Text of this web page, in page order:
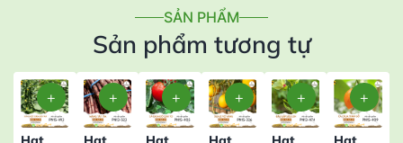
SẢN PHẨM
Sản phẩm tương tự